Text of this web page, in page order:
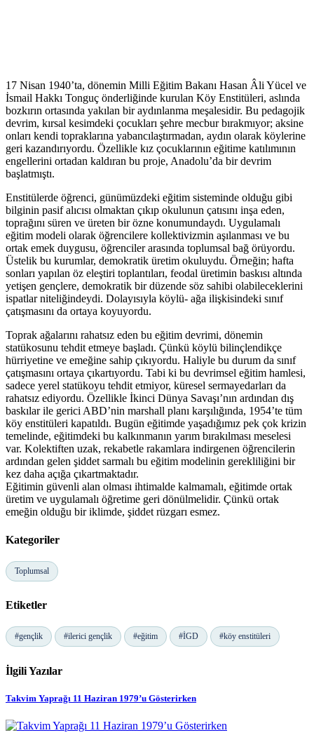
17 Nisan 1940’ta, dönemin Milli Eğitim Bakanı Hasan Âli Yücel ve
İsmail Hakkı Tonguç önderliğinde kurulan Köy Enstitüleri, aslında
bozkırın ortasında yakılan bir aydınlanma meşalesidir. Bu pedagojik
devrim, kırsal kesimdeki çocukları şehre mecbur bırakmıyor; aksine
onları kendi topraklarına yabancılaştırmadan, aydın olarak köylerine
geri kazandırıyordu. Özellikle kız çocuklarının eğitime katılımının
engellerini ortadan kaldıran bu proje, Anadolu’da bir devrim
başlatmıştı.
Enstitülerde öğrenci, günümüzdeki eğitim sisteminde olduğu gibi
bilginin pasif alıcısı olmaktan çıkıp okulunun çatısını inşa eden,
toprağını süren ve üreten bir özne konumundaydı. Uygulamalı
eğitim modeli olarak öğrencilere kollektivizmin aşılanması ve bu
ortak emek duygusu, öğrenciler arasında toplumsal bağ örüyordu.
Üstelik bu kurumlar, demokratik üretim okuluydu. Örneğin; hafta
sonları yapılan öz eleştiri toplantıları, feodal üretimin baskısı altında
yetişen gençlere, demokratik bir düzende söz sahibi olabileceklerini
ispatlar niteliğindeydi. Dolayısıyla köylü- ağa ilişkisindeki sınıf
çatışmasını da ortaya koyuyordu.
Toprak ağalarını rahatsız eden bu eğitim devrimi, dönemin
statükosunu tehdit etmeye başladı. Çünkü köylü bilinçlendikçe
hürriyetine ve emeğine sahip çıkıyordu. Haliyle bu durum da sınıf
çatışmasını ortaya çıkartıyordu. Tabi ki bu devrimsel eğitim hamlesi,
sadece yerel statükoyu tehdit etmiyor, küresel sermayedarları da
rahatsız ediyordu. Özellikle İkinci Dünya Savaşı’nın ardından dış
baskılar ile gerici ABD’nin marshall planı karşılığında, 1954’te tüm
köy enstitüleri kapatıldı. Bugün eğitimde yaşadığımız pek çok krizin
temelinde, eğitimdeki bu kalkınmanın yarım bırakılması meselesi
var. Kolektiften uzak, rekabetle rakamlara indirgenen öğrencilerin
ardından gelen şiddet sarmalı bu eğitim modelinin gerekliliğini bir
kez daha açığa çıkartmaktadır.
Eğitimin güvenli alan olması ihtimalde kalmamalı, eğitimde ortak
üretim ve uygulamalı öğretime geri dönülmelidir. Çünkü ortak
emeğin olduğu bir iklimde, şiddet rüzgarı esmez.
Kategoriler
Toplumsal
Etiketler
#gençlik #ilerici gençlik #eğitim #İGD #köy enstitüleri
İlgili Yazılar
Takvim Yaprağı 11 Haziran 1979’u Gösterirken